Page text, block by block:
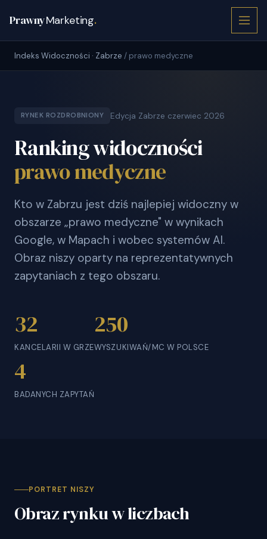
PrawnyMarketing.
Indeks Widoczności · Zabrze / prawo medyczne
RYNEK ROZDROBNIONY Edycja Zabrze czerwiec 2026
Ranking widoczności
prawo medyczne
Kto w Zabrzu jest dziś najlepiej widoczny w
obszarze „prawo medyczne" w wynikach
Google, w Mapach i wobec systemów AI.
Obraz niszy oparty na reprezentatywnych
zapytaniach z tego obszaru.
32
KANCELARII W GRZE
250
WYSZUKIWAŃ/MC W POLSCE
4
BADANYCH ZAPYTAŃ
PORTRET NISZY
Obraz rynku w liczbach